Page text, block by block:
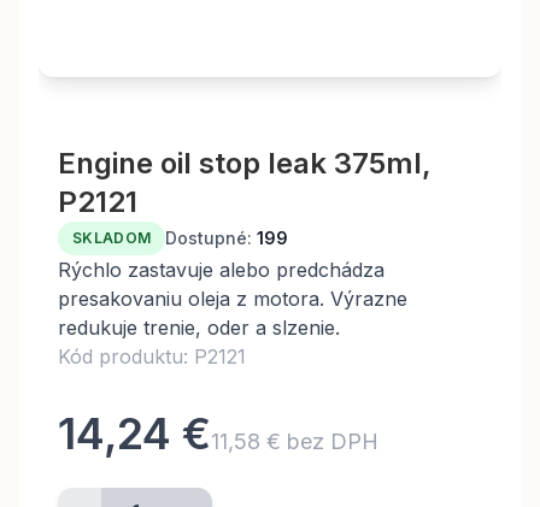
Engine oil stop leak 375ml,
P2121
SKLADOM Dostupné: 199
Rýchlo zastavuje alebo predchádza
presakovaniu oleja z motora. Výrazne
redukuje trenie, oder a slzenie.
Kód produktu: P2121
14,24 €11,58 € bez DPH